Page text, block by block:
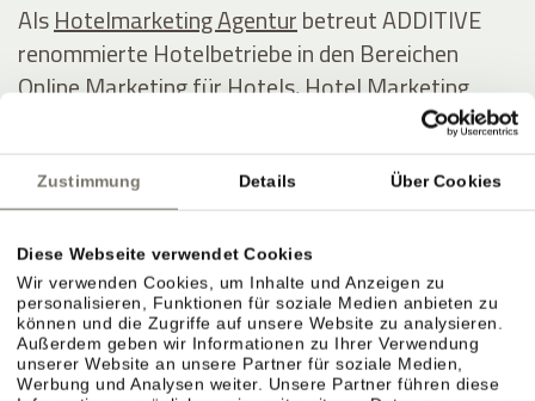
Zustimmung Details Über Cookies
Diese Webseite verwendet Cookies
Wir verwenden Cookies, um Inhalte und Anzeigen zu
personalisieren, Funktionen für soziale Medien anbieten zu
können und die Zugriffe auf unsere Website zu analysieren.
Außerdem geben wir Informationen zu Ihrer Verwendung
unserer Website an unsere Partner für soziale Medien,
Werbung und Analysen weiter. Unsere Partner führen diese
AlsHotelmarketing Agenturbetreut ADDITIVE
renommierte Hotelbetriebe in den Bereichen
Online Marketing für Hotels, Hotel Marketing
Marketing Softwarespeziell
für die Hotellerie.
Bei ADDITIVE stehen transparent messbare
Ergebnisse, Online-Marketing-Know-how in der
Hotellerie und innovative Softwarelösungen im
Fokus, insbesondere in den BereichenHotel
Marketing Automationmit ADDITIVE+
MARKETING AUTOMATION,